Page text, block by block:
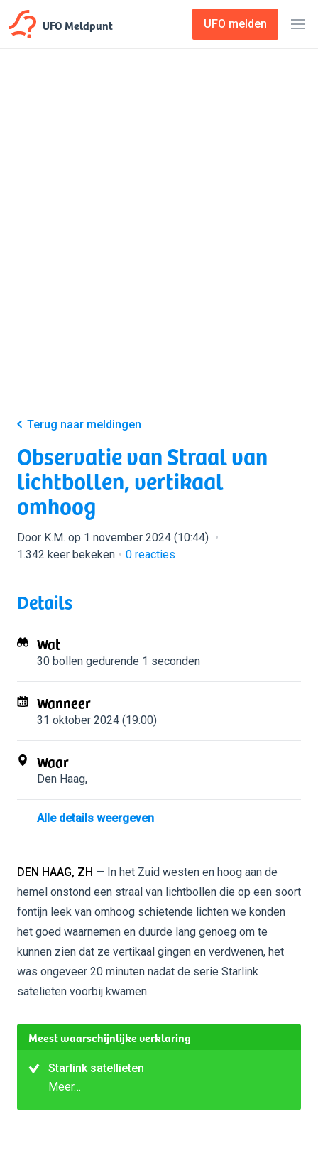
UFO Meldpunt UFO melden
Terug naar meldingen
Observatie van Straal van
lichtbollen, vertikaal
omhoog
Door K.M. op 1 november 2024 (10:44)
1.342 keer bekeken
0 reacties
Details
Wat
30 bollen gedurende 1 seconden
Wanneer
31 oktober 2024 (19:00)
Waar
Den Haag,
Alle details weergeven
DEN HAAG, ZH — In het Zuid westen en hoog aan de
hemel onstond een straal van lichtbollen die op een soort
fontijn leek van omhoog schietende lichten we konden
het goed waarnemen en duurde lang genoeg om te
kunnen zien dat ze vertikaal gingen en verdwenen, het
was ongeveer 20 minuten nadat de serie Starlink
satelieten voorbij kwamen.
Meest waarschijnlijke verklaring
Starlink satellieten
Meer…